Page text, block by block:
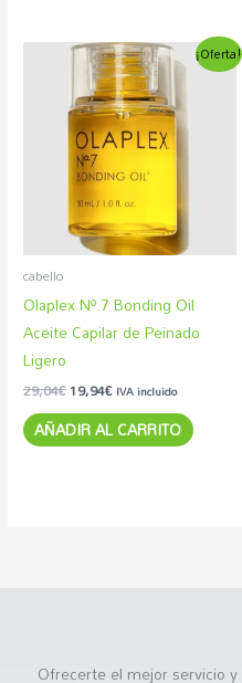
¡Oferta!
cabello
Olaplex Nº.7 Bonding Oil
Aceite Capilar de Peinado
Ligero
29,04€
El
precio
original
era:
29,04€.
19,94€
El
precio
actual
es:
19,94€.
IVA incluido
AÑADIR AL CARRITO
Ofrecerte el mejor servicio